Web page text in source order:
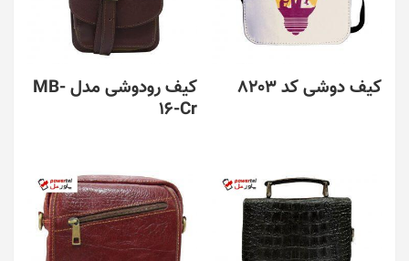
کیف دوشی کد 8203
کیف رودوشی مدل MB-
16-Cr